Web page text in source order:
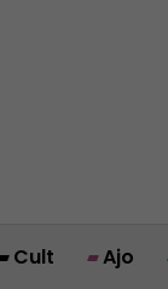
Cult Ajo